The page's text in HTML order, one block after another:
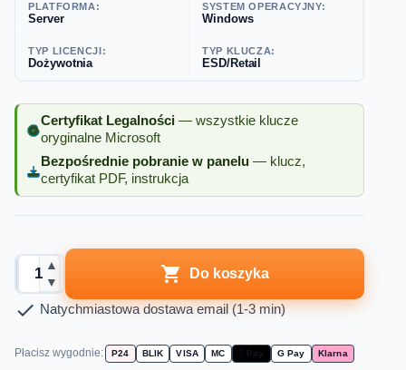
Certyfikat Legalności — wszystkie klucze
oryginalne Microsoft
Bezpośrednie pobranie w panelu — klucz,
certyfikat PDF, instrukcja
PLATFORMA:
Server
SYSTEM OPERACYJNY:
Windows
TYP LICENCJI:
Dożywotnia
TYP KLUCZA:
ESD/Retail
▲
▼
 Do koszyka
 Natychmiastowa dostawa email (1-3 min)
Płacisz wygodnie: P24 BLIK VISA MC  Pay G Pay Klarna